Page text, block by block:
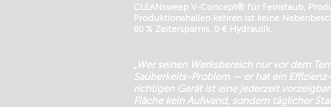
CLEANsweep V-Concept® für Feinstaub,
Produktionshallen kehren ist keine
80 % Zeitersparnis, 0 € Hydraulik.
„Wer seinen Werksbereich nur vor dem
Sauberkeits-Problem — er hat ein
richtigen Gerät ist eine jederzeit
Fläche kein Aufwand, sondern täglicher